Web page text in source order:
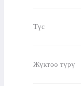
Түс
Жүктөө түрү